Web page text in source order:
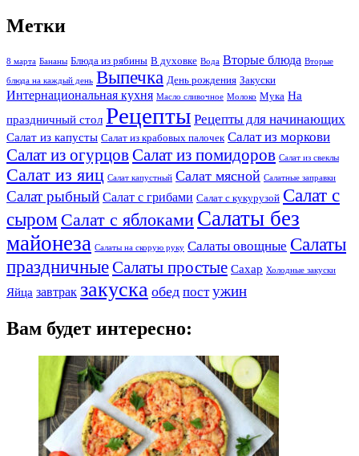
Метки
8 марта Бананы Блюда из рябины В духовке Вода Вторые блюда Вторые
блюда на каждый день Выпечка День рождения Закуски
Интернациональная кухня Масло сливочное Молоко Мука На
праздничный стол Рецепты Рецепты для начинающих
Салат из капусты Салат из крабовых палочек Салат из моркови
Салат из огурцовСалат из помидоров Салат из свеклы
Салат из яиц Салат капустный Салат мясной Салатные заправки
Салат рыбный Салат с грибами Салат с кукурузой Салат с
сыром Салат с яблоками Салаты без
майонеза Салаты на скорую руку Салаты овощные Салаты
праздничныеСалаты простые Сахар Холодные закуски
Яйца завтрак закуска обед пост ужин
Вам будет интересно: